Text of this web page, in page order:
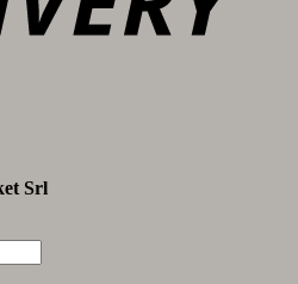
Srl